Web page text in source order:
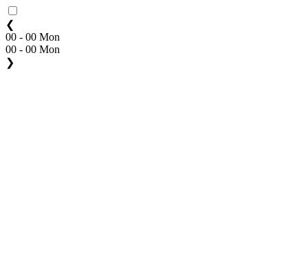
❮
00 - 00 Mon
00 - 00 Mon
❯